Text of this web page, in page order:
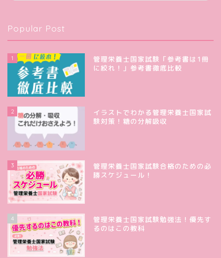
Popular Post
1
管理栄養士国家試験「参考書は1冊
に絞れ！」参考書徹底比較
2
イラストでわかる管理栄養士国家試
験対策！糖の分解吸収
3
管理栄養士国家試験合格のための必
勝スケジュール！
4
管理栄養士国家試験勉強法！優先す
るのはこの教科